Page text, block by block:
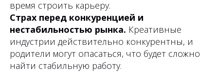
время строить карьеру.
Страх перед конкуренцией и
нестабильностью рынка. Креативные
индустрии действительно конкурентны, и
родители могут опасаться, что будет сложно
найти стабильную работу.